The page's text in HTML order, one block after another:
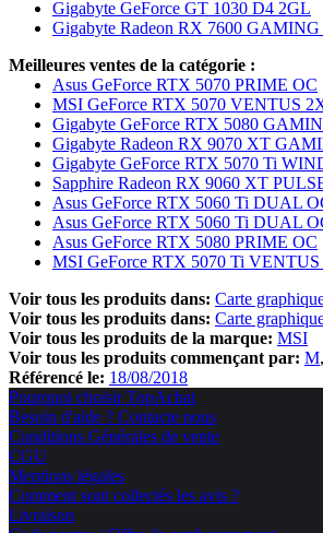
Gigabyte GeForce GT 1030 D4 2GL
Gigabyte Radeon RX 7600 GAMING
Meilleures ventes de la catégorie :
Asus GeForce RTX 5070 PRIME OC
MSI GeForce RTX 5070 VENTUS
Gigabyte GeForce RTX 5080
Gigabyte Radeon RX 9070 XT
Gigabyte GeForce RTX 5070 Ti
Sapphire Radeon RX 9060 XT
Asus GeForce RTX 5060 Ti DUAL
Asus GeForce RTX 5060 Ti DUAL
Asus GeForce RTX 5080 PRIME OC
MSI GeForce RTX 5070 Ti
Voir tous les produits dans: Carte
Voir tous les produits dans: Carte
Voir tous les produits de la marque: MSI
Voir tous les produits commençant par: M
Référencé le: 18/08/2018
Pourquoi choisir TopAchat
Besoin d'aide ? Contacte nous
Conditions Générales de vente
CGU
Mentions légales
Comment sont collectés les avis ?
Livraison